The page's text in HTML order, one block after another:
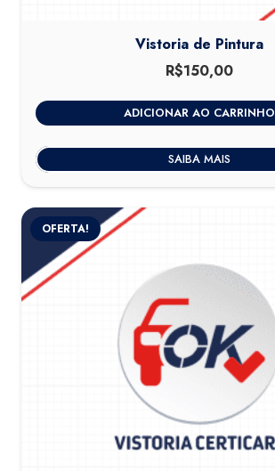
Vistoria de Pintura
R$150,00
ADICIONAR AO CARRINHO
SAIBA MAIS
OFERTA!